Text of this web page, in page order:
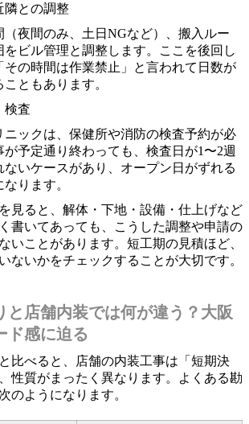
隣との調整
（夜間のみ、土日NGなど）、搬入ルー
をビル管理と調整します。ここを後回し
その時間は作業禁止」と言われて日数が
ともあります。
検査
ニックは、保健所や消防の検査予約が必
が予定通り終わっても、検査日が1〜2週
ないケースがあり、オープン日がずれる
ります。
見ると、解体・下地・設備・仕上げなど
書いてあっても、こうした調整や申請の
いことがあります。短工期の見積ほど、
ないかをチェックすることが大切です。
と店舗内装では何が違う？大阪
ド感に迫る
比べると、店舗の内装工事は「短期決
性質がまったく異なります。よくある勘
のようになります。